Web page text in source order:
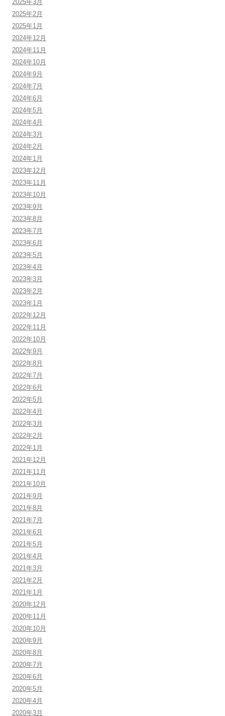
2025年3月
2025年2月
2025年1月
2024年12月
2024年11月
2024年10月
2024年9月
2024年7月
2024年6月
2024年5月
2024年4月
2024年3月
2024年2月
2024年1月
2023年12月
2023年11月
2023年10月
2023年9月
2023年8月
2023年7月
2023年6月
2023年5月
2023年4月
2023年3月
2023年2月
2023年1月
2022年12月
2022年11月
2022年10月
2022年9月
2022年8月
2022年7月
2022年6月
2022年5月
2022年4月
2022年3月
2022年2月
2022年1月
2021年12月
2021年11月
2021年10月
2021年9月
2021年8月
2021年7月
2021年6月
2021年5月
2021年4月
2021年3月
2021年2月
2021年1月
2020年12月
2020年11月
2020年10月
2020年9月
2020年8月
2020年7月
2020年6月
2020年5月
2020年4月
2020年3月